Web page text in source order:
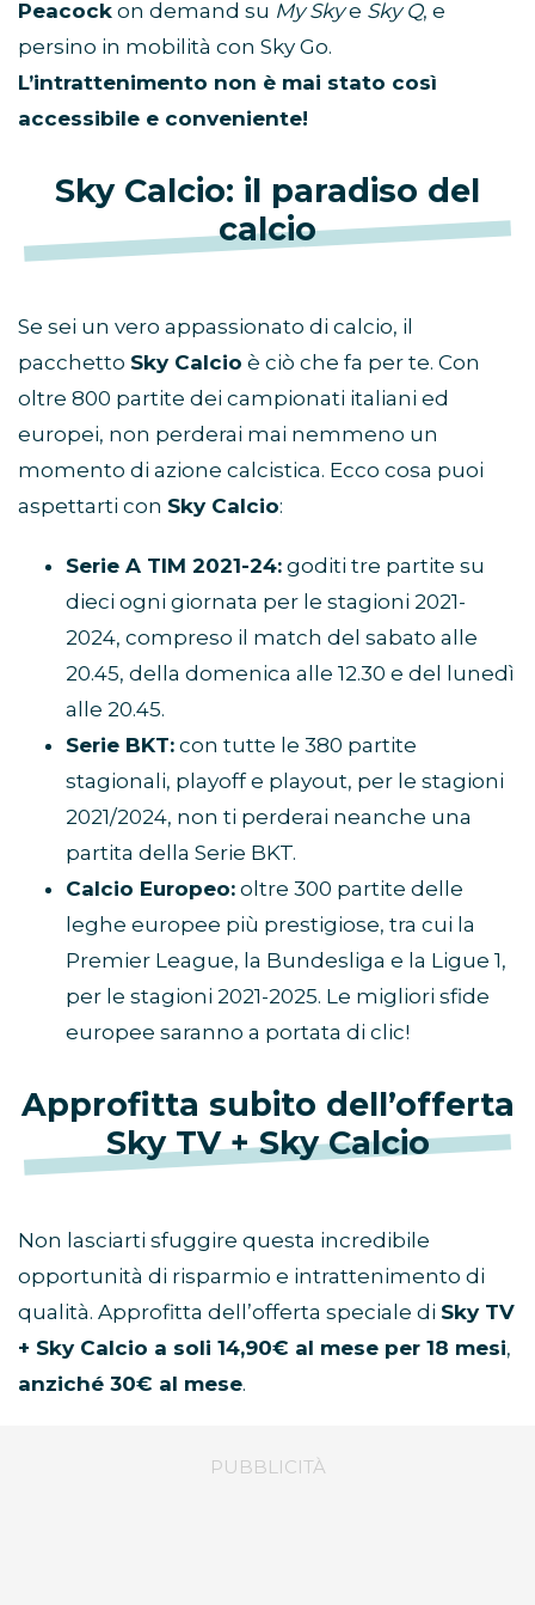
Peacock on demand su My Skye Sky Q, e
persino in mobilità con Sky Go.
L’intrattenimento non è mai stato così
accessibile e conveniente!
Sky Calcio: il paradiso del
calcio
Se sei un vero appassionato di calcio, il
pacchetto Sky Calcio è ciò che fa per te. Con
oltre 800 partite dei campionati italiani ed
europei, non perderai mai nemmeno un
momento di azione calcistica. Ecco cosa puoi
aspettarti con Sky Calcio:
Serie A TIM 2021-24: goditi tre partite su
dieci ogni giornata per le stagioni 2021-
2024, compreso il match del sabato alle
20.45, della domenica alle 12.30 e del lunedì
alle 20.45.
Serie BKT: con tutte le 380 partite
stagionali, playoff e playout, per le stagioni
2021/2024, non ti perderai neanche una
partita della Serie BKT.
Calcio Europeo: oltre 300 partite delle
leghe europee più prestigiose, tra cui la
Premier League, la Bundesliga e la Ligue 1,
per le stagioni 2021-2025. Le migliori sfide
europee saranno a portata di clic!
Approfitta subito dell’offerta
Sky TV + Sky Calcio
Non lasciarti sfuggire questa incredibile
opportunità di risparmio e intrattenimento di
qualità. Approfitta dell’offerta speciale di Sky TV
+ Sky Calcio a soli 14,90€ al mese per 18 mesi,
anziché 30€ al mese.